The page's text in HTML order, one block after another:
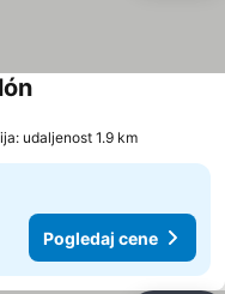
udaljenost 1.9 km
Pogledaj cene